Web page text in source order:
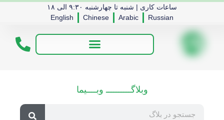
ساعات کاری | شنبه تا چهارشنبه ۹:۳۰ الی ۱۸
Russian
Arabic
Chinese
English
وبلاگــــــــــ وبــــیما